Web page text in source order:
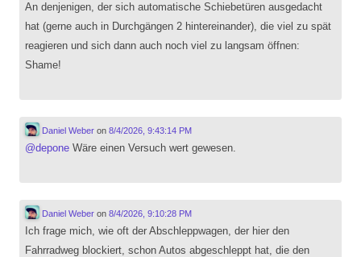
An denjenigen, der sich automatische Schiebetüren ausgedacht
hat (gerne auch in Durchgängen 2 hintereinander), die viel zu spät
reagieren und sich dann auch noch viel zu langsam öffnen:
Shame!
Daniel Weberon 8/4/2026, 9:43:14 PM
@depone Wäre einen Versuch wert gewesen.
Daniel Weberon 8/4/2026, 9:10:28 PM
Ich frage mich, wie oft der Abschleppwagen, der hier den
Fahrradweg blockiert, schon Autos abgeschleppt hat, die den